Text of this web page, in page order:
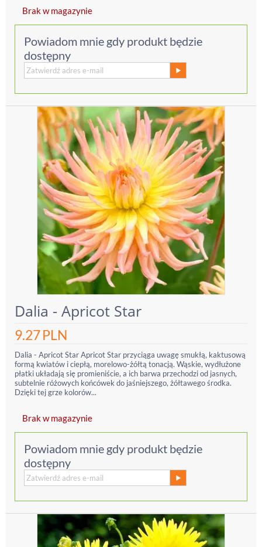
Brak w magazynie
Powiadom mnie gdy produkt będzie
dostępny
Dalia - Apricot Star
9.27PLN
Dalia - Apricot Star Apricot Star przyciąga uwagę smukłą, kaktusową
formą kwiatów i ciepłą, morelowo-żółtą tonacją. Wąskie, wydłużone
płatki układają się promieniście, a ich barwa przechodzi od jasnych,
subtelnie różowych końcówek do jaśniejszego, żółtawego środka.
Dzięki tej grze kolorów...
Brak w magazynie
Powiadom mnie gdy produkt będzie
dostępny